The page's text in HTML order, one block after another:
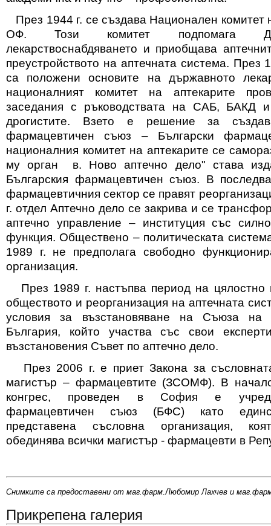
През 1944 г. се създава Национален комитет
ОФ. Този комитет подпомага
лекарствоснабдяването и приобщава
преустройството на аптечната система. През
са положени основите на държавното
националният комитет на аптекарите
заседания с ръководствата на САБ, БАКД
дрогистите. Взето е решение за
фармацевтичен съюз – Български
националния комитет на аптекарите се
му орган в. Ново аптечно дело" става
Българския фармацевтичен съюз. В
фармацевтичния сектор се правят
г. отдел Аптечно дело се закрива и се
аптечно управление – институция със
функция. Обществено – политическата
1989 г. не предполага свободно
организация.
През 1989 г. настъпва период на цялостно
обществото и реорганизация на аптечната
условия за възстановяване на Съюза на
България, който участва със свои
възстановения Съвет по аптечно дело.
През 2006 г. е приет Закона за
магистър – фармацевтите (ЗСОМФ). В
конгрес, проведен в София е
фармацевтичен съюз (БФС) като
представена съсловна организация,
обединява всички магистър - фармацевти в
Снимките са предоставени от маг.фарм.Любомир Лахчев и
Прикрепена галерия